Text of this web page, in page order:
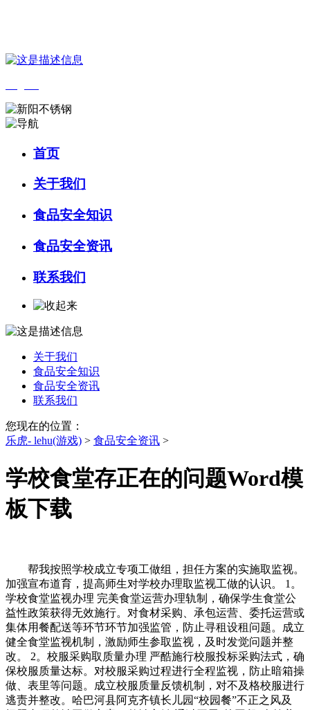
首页
关于我们
食品安全知识
食品安全资讯
联系我们
关于我们
食品安全知识
食品安全资讯
联系我们
您现在的位置：
乐虎- lehu(游戏) > 食品安全资讯 >
学校食堂存正在的问题Word模
板下载
帮我按照学校成立专项工做组，担任方案的实施取监视。
加强宣布道育，提高师生对学校办理取监视工做的认识。 1。
学校食堂监视办理 完美食堂运营办理轨制，确保学生食堂公
益性政策获得无效施行。对食材采购、承包运营、委托运营或
集体用餐配送等环节环节加强监管，防止寻租设租问题。成立
健全食堂监视机制，激励师生参取监视，及时发觉问题并整
改。 2。校服采购取质量办理 严酷施行校服投标采购法式，确
保校服质量达标。对校服采购过程进行全程监视，防止暗箱操
做、表里等问题。成立校服质量反馈机制，对不及格校服进行
逃责并整改。哈巴河县阿克齐镇长儿园“校园餐”不正之风及